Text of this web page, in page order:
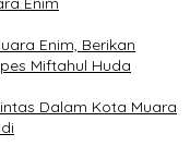
Enim, Berikan
Miftahul Huda
Dalam Kota Muara